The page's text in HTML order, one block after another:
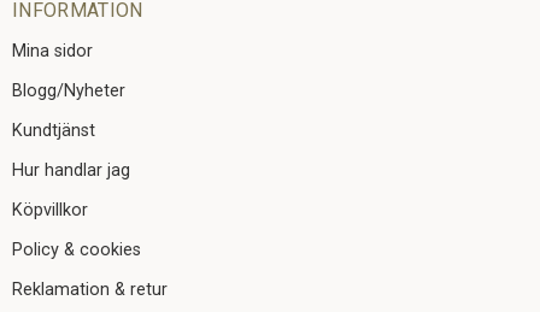
INFORMATION
Mina sidor
Blogg/Nyheter
Kundtjänst
Hur handlar jag
Köpvillkor
Policy & cookies
Reklamation & retur